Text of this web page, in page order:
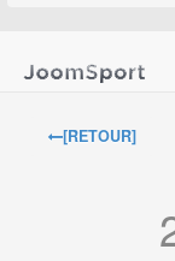
[RETOUR]